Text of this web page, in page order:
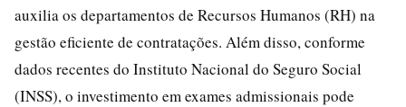
auxilia os departamentos de Recursos Humanos (RH) na
gestão eficiente de contratações. Além disso, conforme
dados recentes do Instituto Nacional do Seguro Social
(INSS), o investimento em exames admissionais pode